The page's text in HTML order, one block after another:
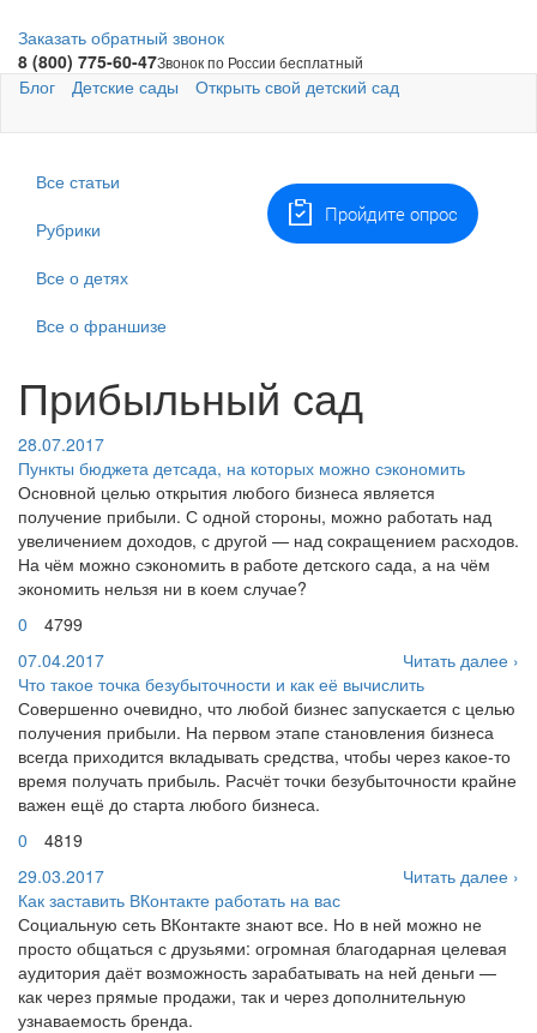
Заказать обратный звонок
8 (800) 775-60-47Звонок по России бесплатный
Блог Детские сады Открыть свой детский сад
Все статьи
Рубрики
Все о детях
Все о франшизе
Прибыльный сад
28.07.2017
Пункты бюджета детсада, на которых можно сэкономить
Основной целью открытия любого бизнеса является
получение прибыли. С одной стороны, можно работать над
увеличением доходов, с другой — над сокращением расходов.
На чём можно сэкономить в работе детского сада, а на чём
экономить нельзя ни в коем случае?
0
4799
Читать далее ›
07.04.2017
Что такое точка безубыточности и как её вычислить
Совершенно очевидно, что любой бизнес запускается с целью
получения прибыли. На первом этапе становления бизнеса
всегда приходится вкладывать средства, чтобы через какое-то
время получать прибыль. Расчёт точки безубыточности крайне
важен ещё до старта любого бизнеса.
0
4819
Читать далее ›
29.03.2017
Как заставить ВКонтакте работать на вас
Социальную сеть ВКонтакте знают все. Но в ней можно не
просто общаться с друзьями: огромная благодарная целевая
аудитория даёт возможность зарабатывать на ней деньги —
как через прямые продажи, так и через дополнительную
узнаваемость бренда.
Пройдите опрос